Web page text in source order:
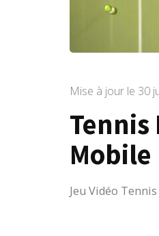
Mise à jour le 30
Tennis
Mobile
Jeu Vidéo Tennis